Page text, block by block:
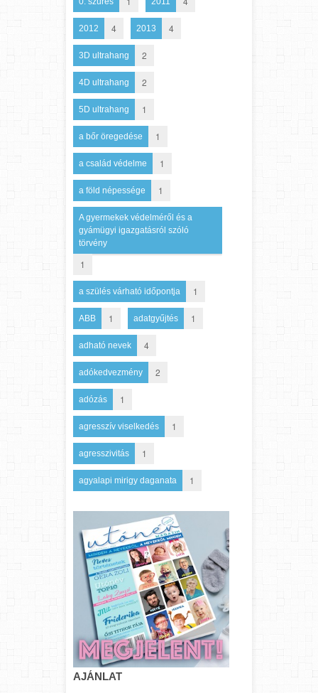
2012 4 2013 4
3D ultrahang 2
4D ultrahang 2
5D ultrahang 1
a bőr öregedése 1
a család védelme 1
a föld népessége 1
A gyermekek védelméről és a
gyámügyi igazgatásról szóló
törvény
1
a szülés várható időpontja 1
ABB 1 adatgyűjtés 1
adható nevek 4
adókedvezmény 2
adózás 1
agresszív viselkedés 1
agresszivitás 1
agyalapi mirigy daganata 1
AJÁNLAT